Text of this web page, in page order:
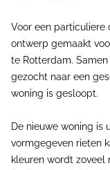
Voor een
ontwerp gemaakt
te Rotterdam.
gezocht naar een
woning is gesloopt.
De nieuwe woning is
vormgegeven rieten
kleuren wordt